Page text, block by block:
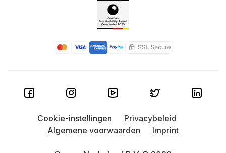
Cookie-instellingen
Privacybeleid
Algemene voorwaarden
Imprint